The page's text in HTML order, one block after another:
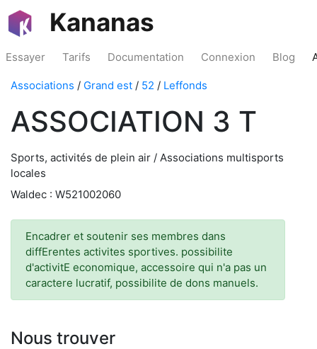
Kananas
Essayer Tarifs Documentation Connexion Blog
Associations / Grand est / 52 / Leffonds
ASSOCIATION 3 T
Sports, activités de plein air / Associations multisports
locales
Waldec : W521002060
Encadrer et soutenir ses membres dans
diffErentes activites sportives. possibilite
d'activitE economique, accessoire qui n'a pas un
caractere lucratif, possibilite de dons manuels.
Nous trouver